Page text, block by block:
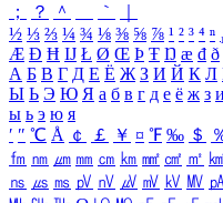
；
？ ＾ ｀
½ ⅓ ⅔ ¼ ¾ ⅛ ⅜ ⅝ ⅞ ¹ ² ³ ⁴ ⁿ ₁
Æ Ð Ħ Ĳ Ł Ø Œ Þ Ŧ Ŋ æ đ ð
А Б В Г Д Е Ё Ж З И Й К Л
Ы Ь Э Ю Я а б в г д е ё ж з и
ы ь э ю я
′ ″ ℃ Å ￠ ￡ ￥ ¤ ℉ ‰ ＄
㎙ ㎚ ㎛ ㎜ ㎝ ㎞ ㎟ ㎠ ㎡
㎱ ㎲ ㎳ ㎴ ㎵ ㎶ ㎷ ㎸ ㎹ ㎀